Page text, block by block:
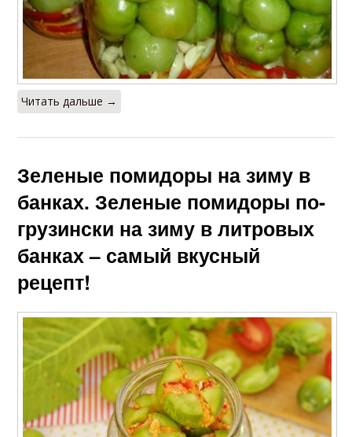
Читать дальше →
Зеленые помидоры на зиму в
банках. Зеленые помидоры по-
грузински на зиму в литровых
банках – самый вкусный
рецепт!